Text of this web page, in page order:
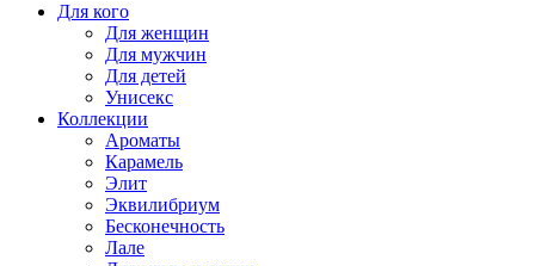
Для кого
Для женщин
Для мужчин
Для детей
Унисекс
Коллекции
Ароматы
Карамель
Элит
Эквилибриум
Бесконечность
Лале